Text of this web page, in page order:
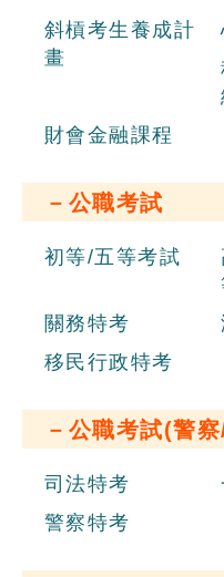
斜槓考生養成計
畫
財會金融課程
－公職考試
初等/五等考試
關務特考
移民行政特考
－公職考試(警
司法特考
警察特考
經濟部新進職